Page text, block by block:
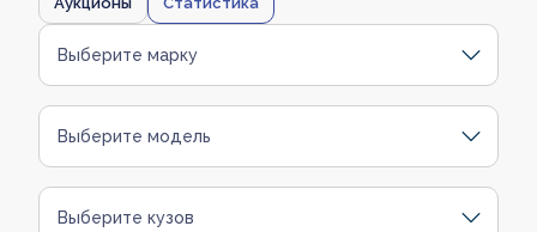
Выберите марку
Выберите модель
Выберите кузов